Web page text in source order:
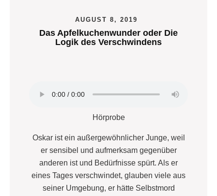
AUGUST 8, 2019
Das Apfelkuchenwunder oder Die
Logik des Verschwindens
Hörprobe
Oskar ist ein außergewöhnlicher Junge, weil
er sensibel und aufmerksam gegenüber
anderen ist und Bedürfnisse spürt. Als er
eines Tages verschwindet, glauben viele aus
seiner Umgebung, er hätte Selbstmord